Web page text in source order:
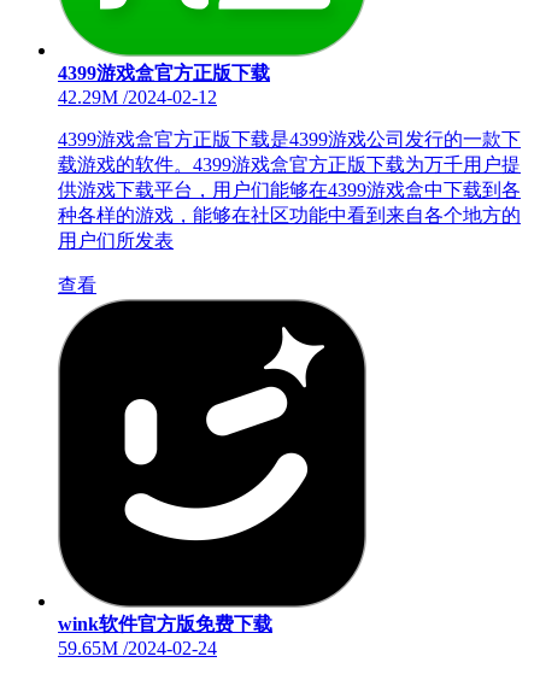
4399游戏盒官方正版下载
42.29M /2024-02-12
4399游戏盒官方正版下载是4399游戏公司发行的一款下
载游戏的软件。4399游戏盒官方正版下载为万千用户提
供游戏下载平台，用户们能够在4399游戏盒中下载到各
种各样的游戏，能够在社区功能中看到来自各个地方的
用户们所发表
查看
wink软件官方版免费下载
59.65M /2024-02-24